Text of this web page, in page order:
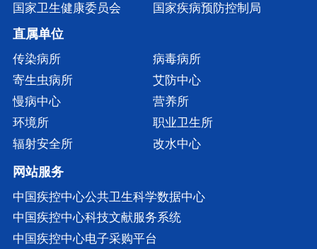
国家卫生健康委员会 国家疾病预防控制局
直属单位
传染病所
病毒病所
寄生虫病所
艾防中心
慢病中心
营养所
环境所
职业卫生所
辐射安全所
改水中心
网站服务
中国疾控中心公共卫生科学数据中心
中国疾控中心科技文献服务系统
中国疾控中心电子采购平台